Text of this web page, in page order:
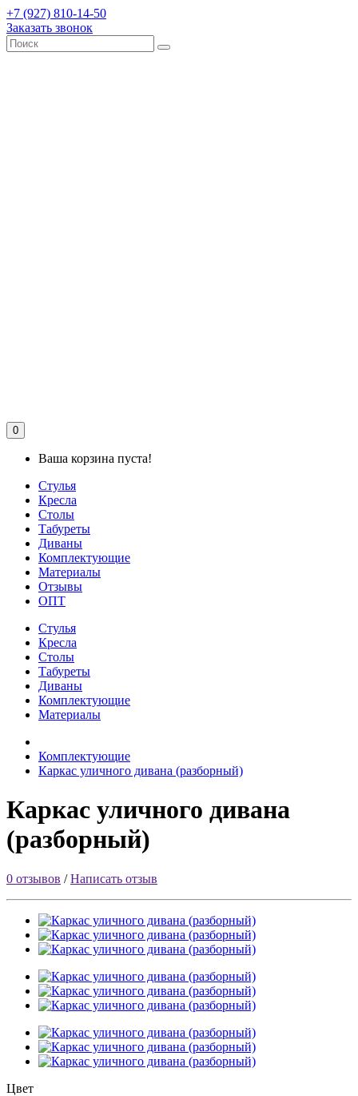
+7 (927) 810-14-50
Заказать звонок
0
Ваша корзина пуста!
Стулья
Кресла
Столы
Табуреты
Диваны
Комплектующие
Материалы
Отзывы
ОПТ
Стулья
Кресла
Столы
Табуреты
Диваны
Комплектующие
Материалы
Комплектующие
Каркас уличного дивана (разборный)
Каркас уличного дивана
(разборный)
0 отзывов /Написать отзыв
Цвет